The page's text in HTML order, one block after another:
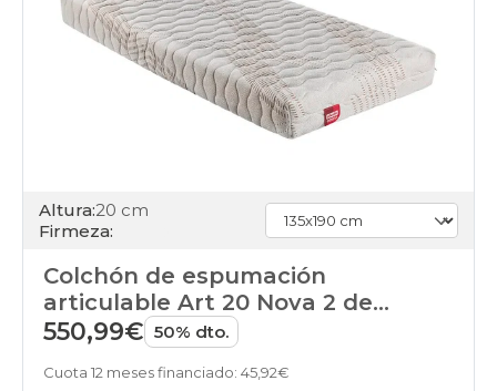
Altura:20 cm
Firmeza:
Colchón de espumación
articulable Art 20 Nova 2 de
Pikolin
550,99€ 50% dto.
Cuota 12 meses financiado: 45,92€